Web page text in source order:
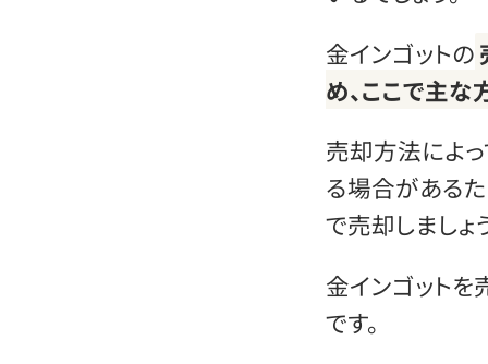
金インゴットの
め、ここで主
売却方法によっ
る場合がある
で売却しましょ
金インゴット
です。